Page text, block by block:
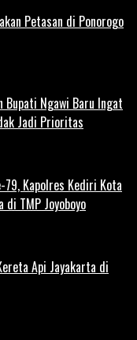
Petasan di Ponorogo
Bupati Ngawi Baru Ingat
Jadi Prioritas
Kapolres Kediri Kota
di TMP Joyoboyo
Api Jayakarta di